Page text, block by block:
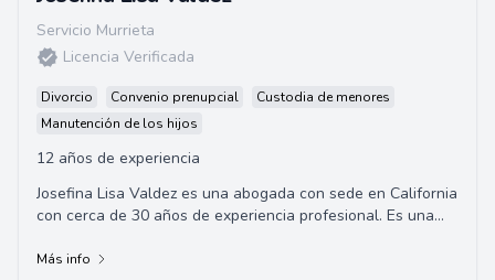
Servicio Murrieta
Licencia Verificada
Divorcio Convenio prenupcial
Custodia de menores
Manutención de los hijos
12 años de experiencia
Josefina Lisa Valdez es una abogada con sede en California
con cerca de 30 años de experiencia profesional. Es una
Más info